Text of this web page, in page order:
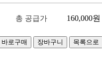
총 공급가 160,000원